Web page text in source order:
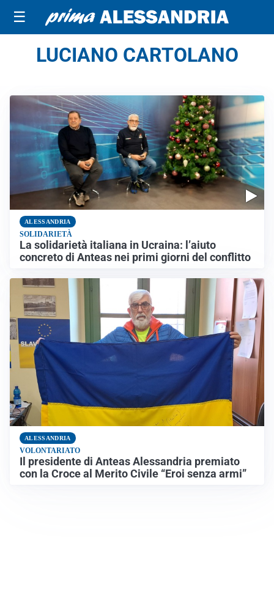
☰
LUCIANO CARTOLANO
ALESSANDRIA
SOLIDARIETÀ
La solidarietà italiana in Ucraina: l’aiuto
concreto di Anteas nei primi giorni del conflitto
ALESSANDRIA
VOLONTARIATO
Il presidente di Anteas Alessandria premiato
con la Croce al Merito Civile “Eroi senza armi”